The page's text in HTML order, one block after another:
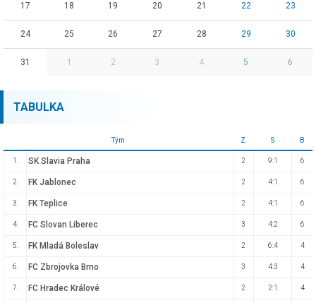
17 18 19 20 21 22 23
24 25 26 27 28 29 30
31 1 2 3 4 5 6
TABULKA
Tým Z S B
1. SK Slavia Praha 2 9:1 6
2. FK Jablonec 2 4:1 6
3. FK Teplice 2 4:1 6
4. FC Slovan Liberec 3 4:2 6
5. FK Mladá Boleslav 2 6:4 4
6. FC Zbrojovka Brno 3 4:3 4
7. FC Hradec Králové 2 2:1 4